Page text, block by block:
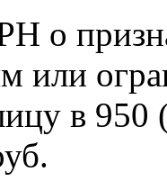
о
или
в